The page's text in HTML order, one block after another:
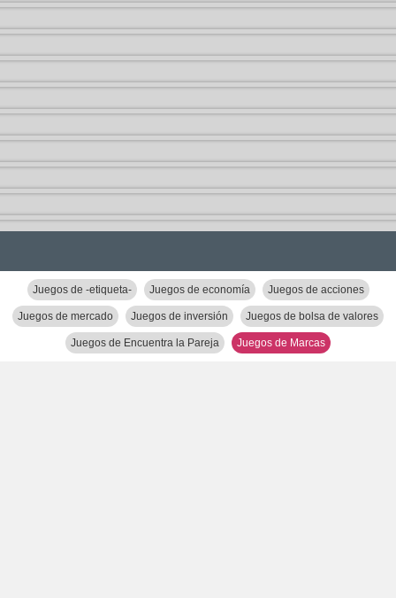
Juegos de -etiqueta- Juegos de economía Juegos de acciones
Juegos de mercado Juegos de inversión Juegos de bolsa de valores
Juegos de Encuentra la Pareja Juegos de Marcas